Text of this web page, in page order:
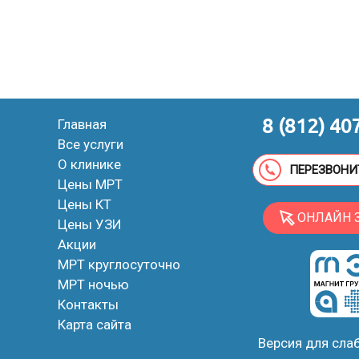
Главная
Все услуги
О клинике
Цены МРТ
Цены КТ
Цены УЗИ
Акции
МРТ круглосуточно
МРТ ночью
Контакты
Карта сайта
8 (812)
ОНЛАЙН
Версия для